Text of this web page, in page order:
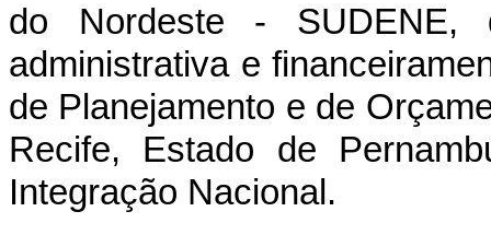
do Nordeste - SUDENE,
administrativa e
de Planejamento e de
Recife, Estado de
Integração Nacional.